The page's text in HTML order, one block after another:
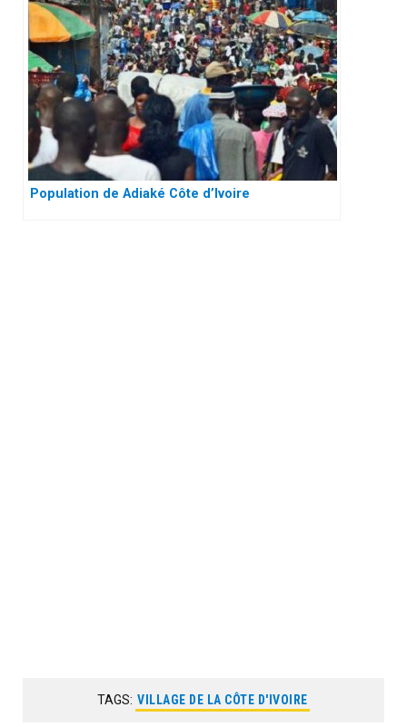
Population de Adiaké Côte d’Ivoire
TAGS: VILLAGE DE LA CÔTE D'IVOIRE